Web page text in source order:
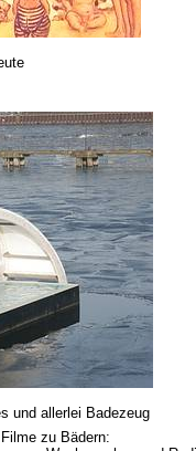
und allerlei Badezeug
zu Bädern: